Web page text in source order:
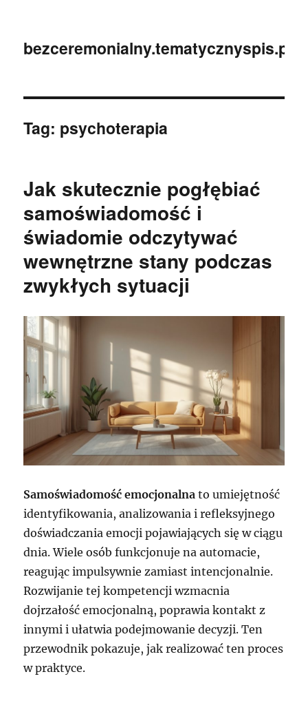
bezceremonialny.tematycznyspis.pl
Tag: psychoterapia
Jak skutecznie pogłębiać
samoświadomość i
świadomie odczytywać
wewnętrzne stany podczas
zwykłych sytuacji
Samoświadomość emocjonalna to umiejętność
identyfikowania, analizowania i refleksyjnego
doświadczania emocji pojawiających się w ciągu
dnia. Wiele osób funkcjonuje na automacie,
reagując impulsywnie zamiast intencjonalnie.
Rozwijanie tej kompetencji wzmacnia
dojrzałość emocjonalną, poprawia kontakt z
innymi i ułatwia podejmowanie decyzji. Ten
przewodnik pokazuje, jak realizować ten proces
w praktyce.